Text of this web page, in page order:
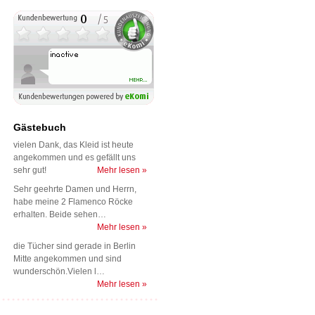
Gästebuch
vielen Dank, das Kleid ist heute
angekommen und es gefällt uns
sehr gut!
Mehr lesen »
Sehr geehrte Damen und Herrn,
habe meine 2 Flamenco Röcke
erhalten. Beide sehen…
Mehr lesen »
die Tücher sind gerade in Berlin
Mitte angekommen und sind
wunderschön.Vielen l…
Mehr lesen »